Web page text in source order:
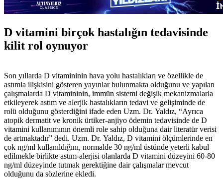
D vitamini birçok hastalığın tedavisinde
kilit rol oynuyor
Son yıllarda D vitamininin hava yolu hastalıkları ve özellikle de
astımla ilişkisini gösteren yayınlar bulunmakta olduğunu ve yapılan
çalışmalarda D vitamininin, immün sistemi değişik mekanizmalarla
etkileyerek astım ve alerjik hastalıkların tedavi ve gelişiminde de
rolü olduğunu gösterdiğini ifade eden Uzm. Dr. Yaldız, “Ayrıca
atopik dermatit ve kronik ürtiker-anjiyo ödemin tedavisinde de D
vitamini kullanımının önemli role sahip olduğuna dair literatür verisi
de artmaktadır” dedi. Uzm. Dr. Yaldız, D vitamini ölçümlerinde en
çok ng/ml kullanıldığını, normalde 30 ng/ml üstünde yeterli kabul
edilmekle birlikte astım-alerjisi olanlarda D vitamini düzeyini 60-80
ng/ml düzeyinde tutmak gerektiğine dair çalışmalar mevcut
olduğunu da sözlerine ekledi.